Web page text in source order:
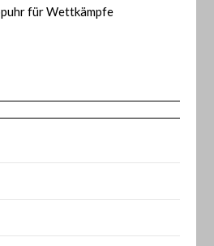
für Wettkämpfe